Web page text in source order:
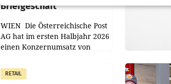
Briefgeschäft
WIEN Die Österreichische Post
AG hat im ersten Halbjahr 2026
einen Konzernumsatz von
erwirtschaftet, was einem Plus
von 3,8 Prozent gegenüber
RETAIL